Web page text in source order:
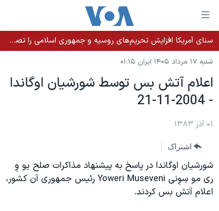
لینکهای
قابل
دسترسی
جهش
محتوای
اصلی
اصلی
جهش
به
جستجو
خانه
نسخه سبک وب‌سایت
موضوع ها
ایران
آمریکا
گزیده‌ها
ویژه برنامه‌ها
برنامه های تلویزیونی
جدول برنامه ها
صفحه‌های ویژه
عملیات خشم حماسی
۲۵۰سالگی آمریکا
فرکانس‌های صدای آمریکا
پخش رادیویی
یادگیری زبان انگلیسی
سنای آمریکا افزایش تحریم‌های روسیه و جمهوری اسلامی را تصویب کرد؛ زلنسکی از این اقدام تشکر کرد
شنبه ۱۷ مرداد ۱۴۰۵ ایران ۰۱:۱۵
اعلام آتش بس توسط شورشيان اوگاندا
- 2004-11-21
۰۱ آذر ۱۳۸۳
اشتراک
شورشيان اوگاندا در پاسخ به پيشنهاد مذاکرات صلح يو وِ
ری مو سِوِنی Yoweri Museveni رئيس جمهوری آن کشور،
اعلام آتش بس کردند.